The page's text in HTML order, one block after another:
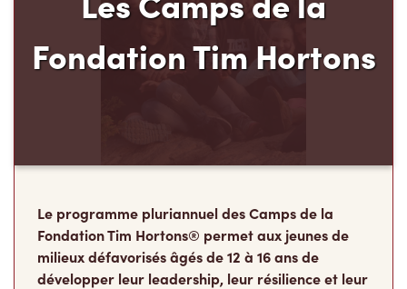
Fondation Tim Hortons
Le programme pluriannuel des Camps de la
Fondation Tim Hortons® permet aux jeunes de
milieux défavorisés âgés de 12 à 16 ans de
développer leur leadership, leur résilience et leur